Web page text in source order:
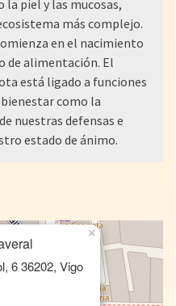
piel y las mucosas,
más complejo.
en el nacimiento
de alimentación. El
está ligado a funciones
como la
nuestras defensas e
estado de ánimo.
6 36202, Vigo
×